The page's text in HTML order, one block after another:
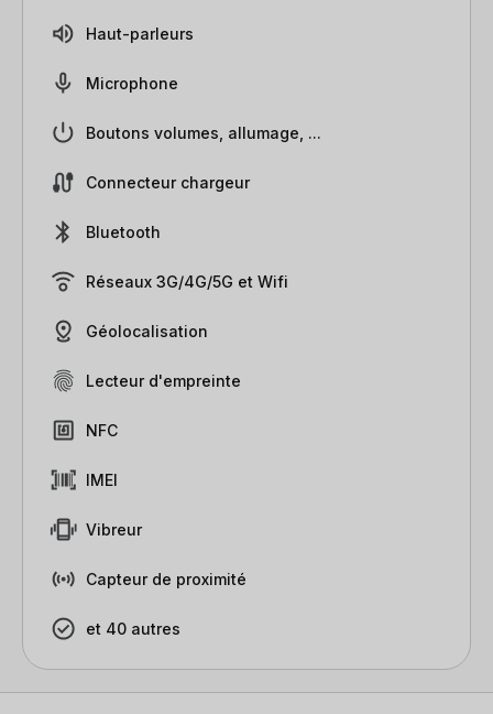
Haut-parleurs
Microphone
Boutons volumes, allumage, ...
Connecteur chargeur
Bluetooth
Réseaux 3G/4G/5G et Wifi
Géolocalisation
Lecteur d'empreinte
NFC
IMEI
Vibreur
Capteur de proximité
et 40 autres